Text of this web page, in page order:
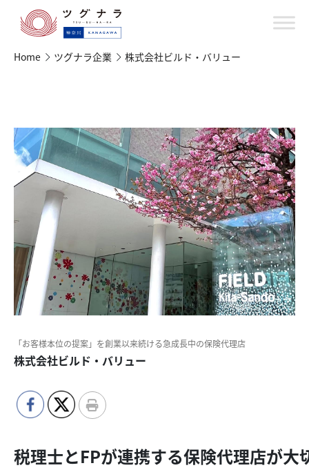
Home ツグナラ企業 株式会社ビルド・バリュー
「お客様本位の提案」を創業以来続ける急成長中の保険代理店
株式会社ビルド・バリュー
税理士とFPが連携する保険代理店が大